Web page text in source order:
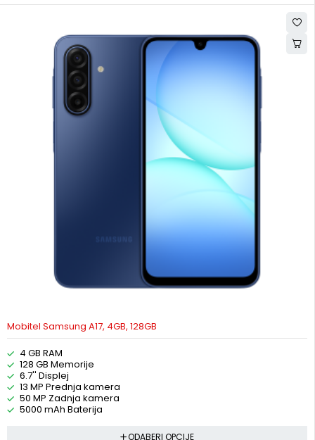
Mobitel Samsung A17, 4GB, 128GB
4 GB RAM
128 GB Memorije
6.7'' Displej
13 MP Prednja kamera
50 MP Zadnja kamera
5000 mAh Baterija
ODABERI OPCIJE